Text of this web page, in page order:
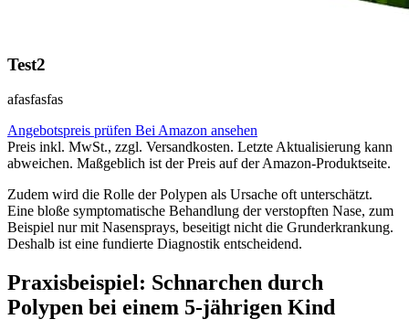
Test2
afasfasfas
Angebotspreis prüfen Bei Amazon ansehen
Preis inkl. MwSt., zzgl. Versandkosten. Letzte Aktualisierung kann
abweichen. Maßgeblich ist der Preis auf der Amazon-Produktseite.
Zudem wird die Rolle der Polypen als Ursache oft unterschätzt.
Eine bloße symptomatische Behandlung der verstopften Nase, zum
Beispiel nur mit Nasensprays, beseitigt nicht die Grunderkrankung.
Deshalb ist eine fundierte Diagnostik entscheidend.
Praxisbeispiel: Schnarchen durch
Polypen bei einem 5-jährigen Kind